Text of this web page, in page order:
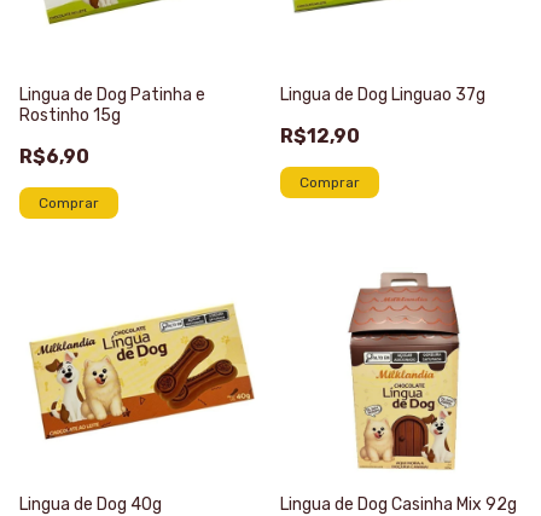
Lingua de Dog Patinha e
Rostinho 15g
R$6,90
Lingua de Dog Linguao 37g
R$12,90
Lingua de Dog 40g Lingua de Dog Casinha Mix 92g